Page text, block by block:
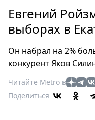
Россия
Мир
Еда
Мода
Театр
Евгений
выборах в
Он набрал на 2%
конкурент Яков
Читайте Metro в
Поделиться